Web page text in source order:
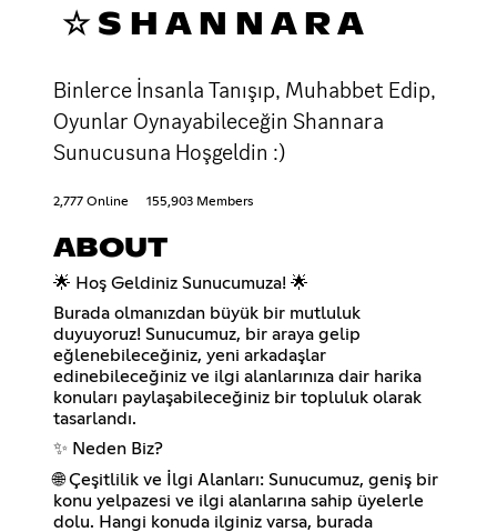
☆ S H A N N A R A
Binlerce İnsanla Tanışıp, Muhabbet Edip,
Oyunlar Oynayabileceğin Shannara
Sunucusuna Hoşgeldin :)
2,777 Online 155,903 Members
ABOUT
🌟 Hoş Geldiniz Sunucumuza! 🌟
Burada olmanızdan büyük bir mutluluk
duyuyoruz! Sunucumuz, bir araya gelip
eğlenebileceğiniz, yeni arkadaşlar
edinebileceğiniz ve ilgi alanlarınıza dair harika
konuları paylaşabileceğiniz bir topluluk olarak
tasarlandı.
✨ Neden Biz?
🌐 Çeşitlilik ve İlgi Alanları: Sunucumuz, geniş bir
konu yelpazesi ve ilgi alanlarına sahip üyelerle
dolu. Hangi konuda ilginiz varsa, burada